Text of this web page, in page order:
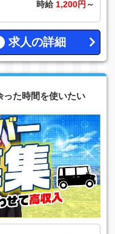
時給 1,200円 ～
求人の詳細
った時間を使いたい